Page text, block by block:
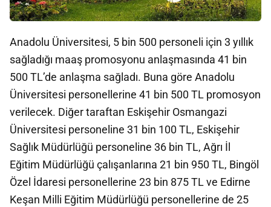
Anadolu Üniversitesi, 5 bin 500 personeli için 3 yıllık
sağladığı maaş promosyonu anlaşmasında 41 bin
500 TL’de anlaşma sağladı. Buna göre Anadolu
Üniversitesi personellerine 41 bin 500 TL promosyon
verilecek. Diğer taraftan Eskişehir Osmangazi
Üniversitesi personeline 31 bin 100 TL, Eskişehir
Sağlık Müdürlüğü personeline 36 bin TL, Ağrı İl
Eğitim Müdürlüğü çalışanlarına 21 bin 950 TL, Bingöl
Özel İdaresi personellerine 23 bin 875 TL ve Edirne
Keşan Milli Eğitim Müdürlüğü personellerine de 25